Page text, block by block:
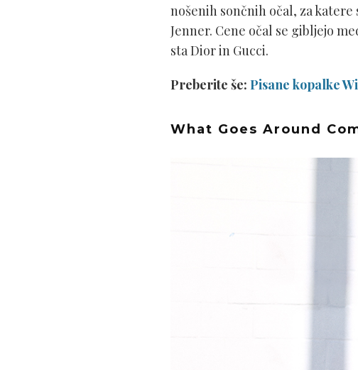
nošenih sončnih očal, za
Jenner. Cene očal se gibljejo
sta Dior in Gucci.
Preberite še: Pisane kopalke
What Goes Around